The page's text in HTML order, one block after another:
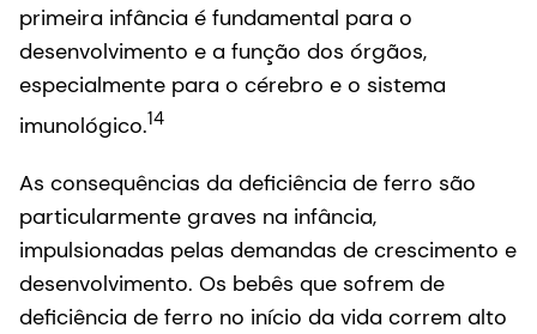
primeira infância é fundamental para o
desenvolvimento e a função dos órgãos,
especialmente para o cérebro e o sistema
imunológico.14
As consequências da deficiência de ferro são
particularmente graves na infância,
impulsionadas pelas demandas de crescimento e
desenvolvimento. Os bebês que sofrem de
deficiência de ferro no início da vida correm alto